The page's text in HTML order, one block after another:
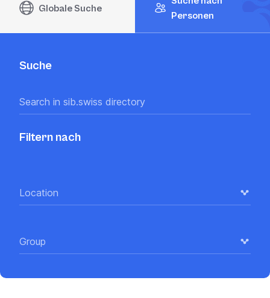
Globale Suche
Personen
Suche
Filtern nach
Location
Group